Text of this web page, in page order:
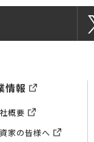
情報
概要
家の皆様へ